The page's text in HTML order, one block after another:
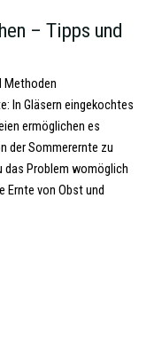
– Tipps und
Methoden
In Gläsern eingekochtes
ermöglichen es
der Sommerernte zu
das Problem womöglich
Ernte von Obst und